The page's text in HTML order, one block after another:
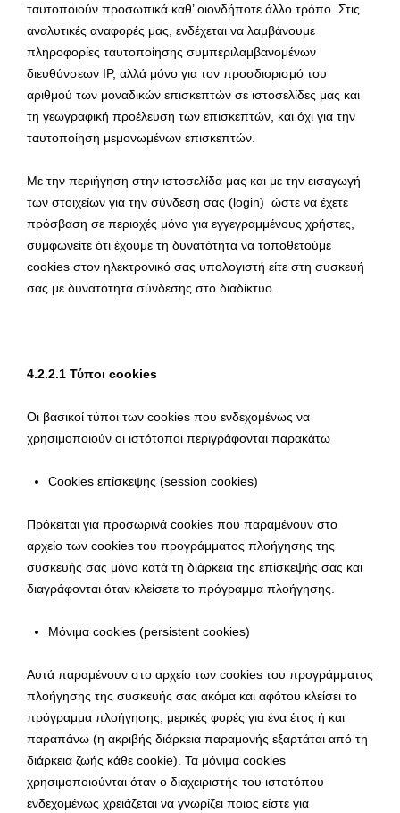
ταυτοποιούν προσωπικά καθ’ οιονδήποτε άλλο τρόπο. Στις
αναλυτικές αναφορές μας, ενδέχεται να λαμβάνουμε
πληροφορίες ταυτοποίησης συμπεριλαμβανομένων
διευθύνσεων IP, αλλά μόνο για τον προσδιορισμό του
αριθμού των μοναδικών επισκεπτών σε ιστοσελίδες μας και
τη γεωγραφική προέλευση των επισκεπτών, και όχι για την
ταυτοποίηση μεμονωμένων επισκεπτών.
Με την περιήγηση στην ιστοσελίδα μας και με την εισαγωγή
των στοιχείων για την σύνδεση σας (login) ώστε να έχετε
πρόσβαση σε περιοχές μόνο για εγγεγραμμένους χρήστες,
συμφωνείτε ότι έχουμε τη δυνατότητα να τοποθετούμε
cookies στον ηλεκτρονικό σας υπολογιστή είτε στη συσκευή
σας με δυνατότητα σύνδεσης στο διαδίκτυο.
4.2.2.1 Τύποι cookies
Οι βασικοί τύποι των cookies που ενδεχομένως να
χρησιμοποιούν οι ιστότοποι περιγράφονται παρακάτω
Cookies επίσκεψης (session cookies)
Πρόκειται για προσωρινά cookies που παραμένουν στο
αρχείο των cookies του προγράμματος πλοήγησης της
συσκευής σας μόνο κατά τη διάρκεια της επίσκεψής σας και
διαγράφονται όταν κλείσετε το πρόγραμμα πλοήγησης.
Μόνιμα cookies (persistent cookies)
Αυτά παραμένουν στο αρχείο των cookies του προγράμματος
πλοήγησης της συσκευής σας ακόμα και αφότου κλείσει το
πρόγραμμα πλοήγησης, μερικές φορές για ένα έτος ή και
παραπάνω (η ακριβής διάρκεια παραμονής εξαρτάται από τη
διάρκεια ζωής κάθε cookie). Τα μόνιμα cookies
χρησιμοποιούνται όταν ο διαχειριστής του ιστοτόπου
ενδεχομένως χρειάζεται να γνωρίζει ποιος είστε για